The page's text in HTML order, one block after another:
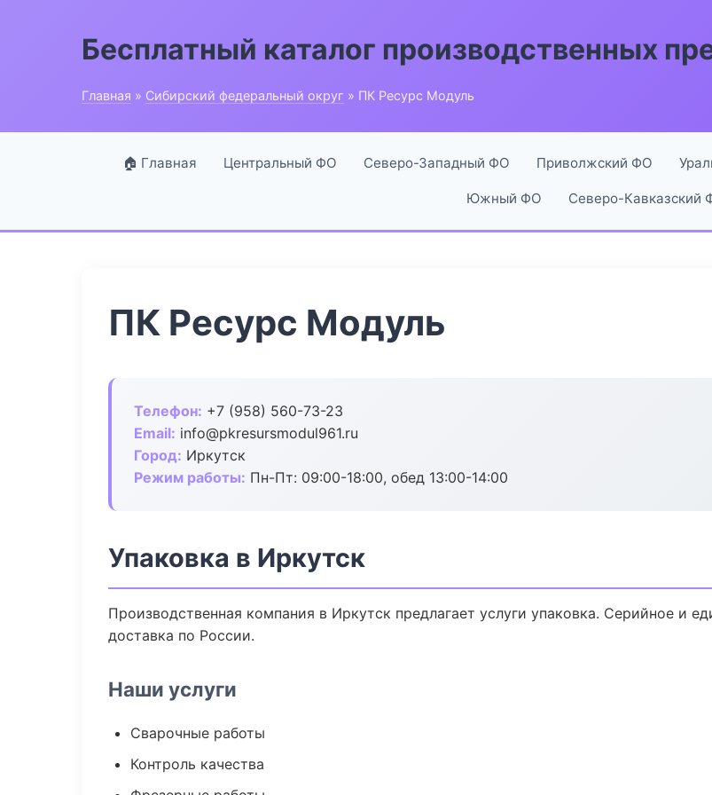
Бесплатный каталог производственных
Главная » Сибирский федеральный округ » ПК Ресурс Модуль
🏠 Главная Центральный ФО Северо-Западный ФО Приволжский ФО
Южный ФО Северо-Кавказский
ПК Ресурс Модуль
Телефон: +7 (958) 560-73-23
Email: info@pkresursmodul961.ru
Город: Иркутск
Режим работы: Пн-Пт: 09:00-18:00, обед 13:00-14:00
Упаковка в Иркутск
Производственная компания в Иркутск предлагает услуги упаковка. Серийное и
доставка по России.
Наши услуги
Сварочные работы
Контроль качества